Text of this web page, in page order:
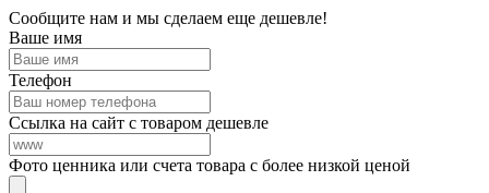
Сообщите нам и мы сделаем еще дешевле!
Ваше имя
Телефон
Ссылка на сайт с товаром дешевле
Фото ценника или счета товара с более низкой ценой